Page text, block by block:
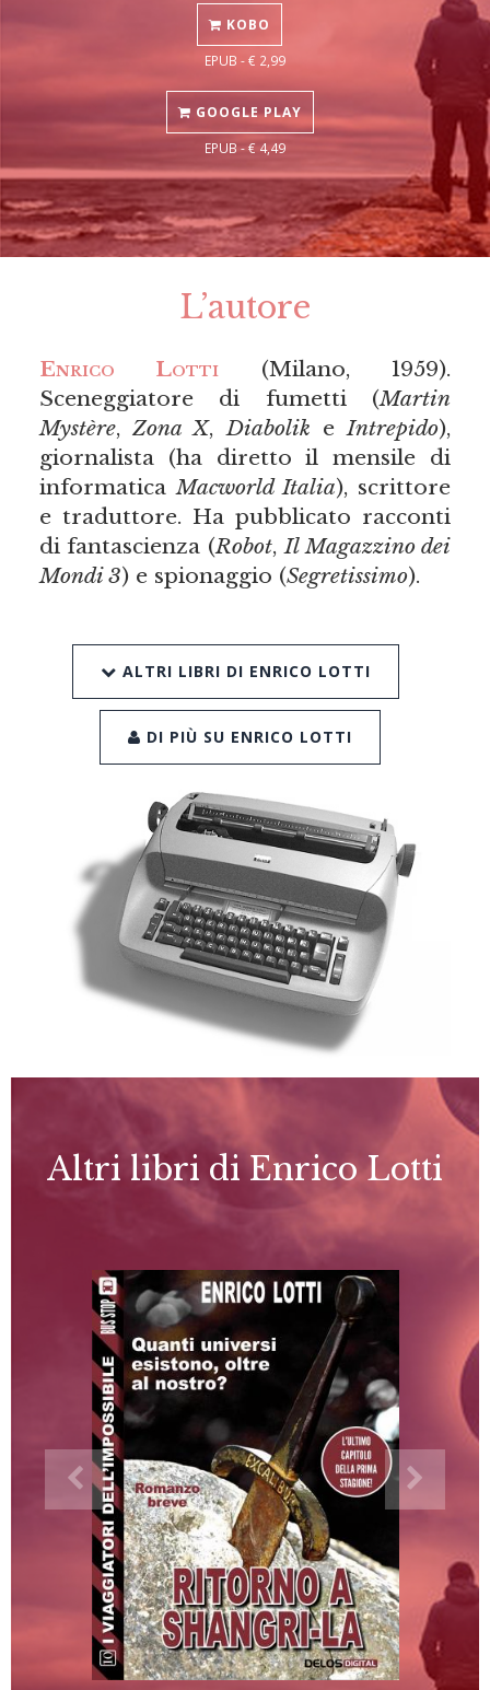
KOBO
EPUB - € 2,99
GOOGLE PLAY
EPUB - € 4,49
L’autore
Enrico Lotti (Milano, 1959).
Sceneggiatore di fumetti (Martin
Mystère,Zona X,Diabolik eIntrepido),
giornalista (ha diretto il mensile di
informaticaMacworld Italia), scrittore
e traduttore. Ha pubblicato racconti
di fantascienza (Robot,Il Magazzino dei
Mondi 3) e spionaggio (Segretissimo).
ALTRI LIBRI DI ENRICO LOTTI
DI PIÙ SU ENRICO LOTTI
Altri libri di Enrico Lotti